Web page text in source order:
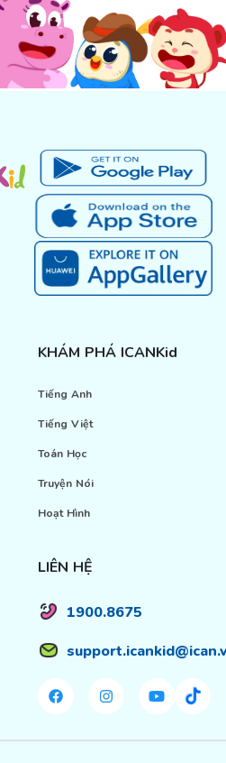
KHÁM PHÁ ICANKid
Tiếng Anh
Tiếng Việt
Toán Học
Truyện Nói
Hoạt Hình
LIÊN HỆ
1900.8675